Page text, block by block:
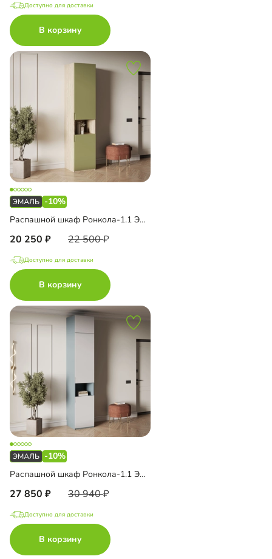
Доступно для доставки
В корзину
-10%
Распашной шкаф Ронкола-1.1 Эмаль
20 250 22 500
Доступно для доставки
В корзину
-10%
Распашной шкаф Ронкола-1.1 Эмаль с антресолью
27 850 30 940
Доступно для доставки
В корзину